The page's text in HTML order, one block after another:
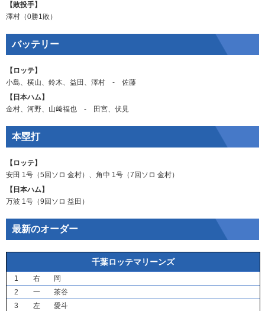
【敗投手】
澤村 （0勝1敗）
バッテリー
【ロッテ】
小島、 横山、 鈴木、 益田 、 澤村 ‐ 佐藤
【日本ハム】
金村、 河野、 山﨑福也 ‐ 田宮、 伏見
本塁打
【ロッテ】
安田 1号（5回ソロ 金村）、 角中 1号（7回ソロ 金村）
【日本ハム】
万波 1号（9回ソロ 益田 ）
最新のオーダー
千葉ロッテマリーンズ
1 右
岡
2
一
茶谷
3
左
愛斗